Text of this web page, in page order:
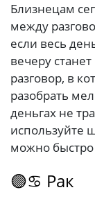
Близнецам
между
если весь
вечеру
разговор, в
разобрать
деньгах не
используйте
можно
🟣♋ Рак